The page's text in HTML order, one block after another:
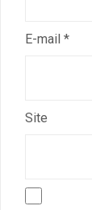
E-mail *
Site